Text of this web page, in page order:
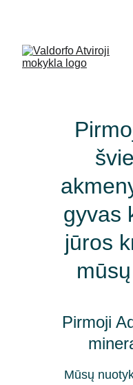
gyvas
jūros
Pirmoji
Mūsų